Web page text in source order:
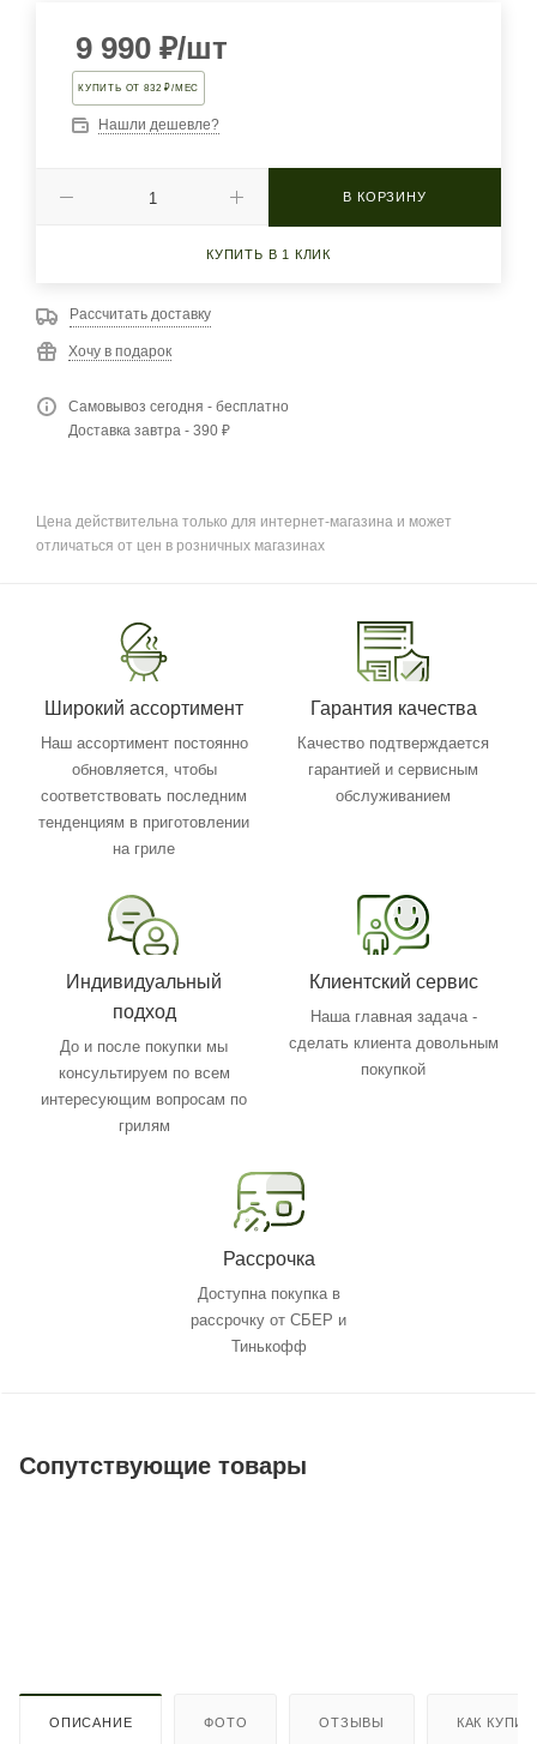
9 990 ₽/шт
КУПИТЬ ОТ 832 ₽/МЕС
Нашли дешевле?
В КОРЗИНУ
КУПИТЬ В 1 КЛИК
Рассчитать доставку
Хочу в подарок
Самовывоз сегодня - бесплатно
Доставка завтра - 390 ₽
Цена действительна только для интернет-магазина и может
отличаться от цен в розничных магазинах
Широкий ассортимент
Наш ассортимент постоянно
обновляется, чтобы
соответствовать последним
тенденциям в приготовлении
на гриле
Гарантия качества
Качество подтверждается
гарантией и сервисным
обслуживанием
Индивидуальный
подход
До и после покупки мы
консультируем по всем
интересующим вопросам по
грилям
Клиентский сервис
Наша главная задача -
сделать клиента довольным
покупкой
Рассрочка
Доступна покупка в
рассрочку от СБЕР и
Тинькофф
Сопутствующие товары
ОПИСАНИЕ ФОТО ОТЗЫВЫ КАК